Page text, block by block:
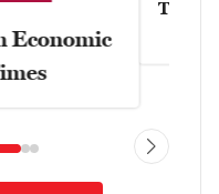
Economic
Tạp